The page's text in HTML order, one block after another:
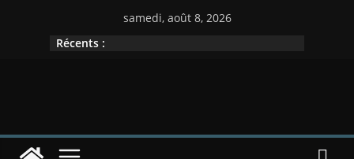
samedi, août 8, 2026
Récents :